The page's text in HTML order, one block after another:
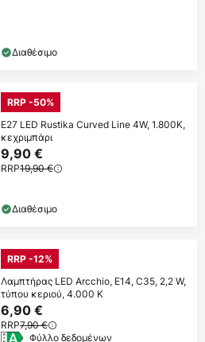
Διαθέσιμο
RRP -50%
E27 LED Rustika Curved Line 4W, 1.800K,
κεχριμπάρι
9,90 €
RRP19,90 €
Διαθέσιμο
RRP -12%
Λαμπτήρας LED Arcchio, E14, C35, 2,2 W,
τύπου κεριού, 4.000 K
6,90 €
RRP7,90 €
Φύλλο δεδομένων